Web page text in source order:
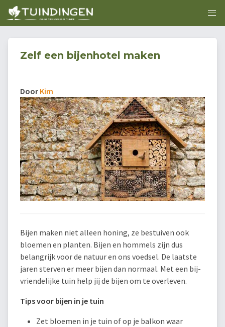
Zelf een bijenhotel maken
Door Kim
Bijen maken niet alleen honing, ze bestuiven ook
bloemen en planten. Bijen en hommels zijn dus
belangrijk voor de natuur en ons voedsel. De laatste
jaren sterven er meer bijen dan normaal. Met een bij-
vriendelijke tuin help jij de bijen om te overleven.
Tips voor bijen in je tuin
Zet bloemen in je tuin of op je balkon waar